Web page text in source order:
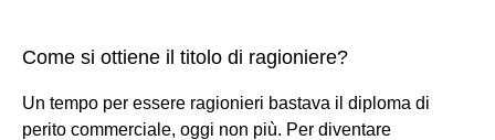
Come si ottiene il titolo di ragioniere?
Un tempo per essere ragionieri bastava il diploma di
perito commerciale, oggi non più. Per diventare